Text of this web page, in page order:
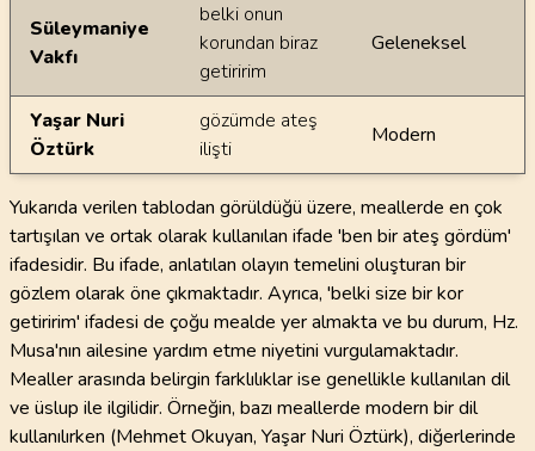
Süleymaniye
Vakfı
belki onun
korundan biraz
getiririm
Geleneksel
Yaşar Nuri
Öztürk
gözümde ateş
ilişti
Modern
Yukarıda verilen tablodan görüldüğü üzere, meallerde en çok
tartışılan ve ortak olarak kullanılan ifade 'ben bir ateş gördüm'
ifadesidir. Bu ifade, anlatılan olayın temelini oluşturan bir
gözlem olarak öne çıkmaktadır. Ayrıca, 'belki size bir kor
getiririm' ifadesi de çoğu mealde yer almakta ve bu durum, Hz.
Musa'nın ailesine yardım etme niyetini vurgulamaktadır.
Mealler arasında belirgin farklılıklar ise genellikle kullanılan dil
ve üslup ile ilgilidir. Örneğin, bazı meallerde modern bir dil
kullanılırken (Mehmet Okuyan, Yaşar Nuri Öztürk), diğerlerinde